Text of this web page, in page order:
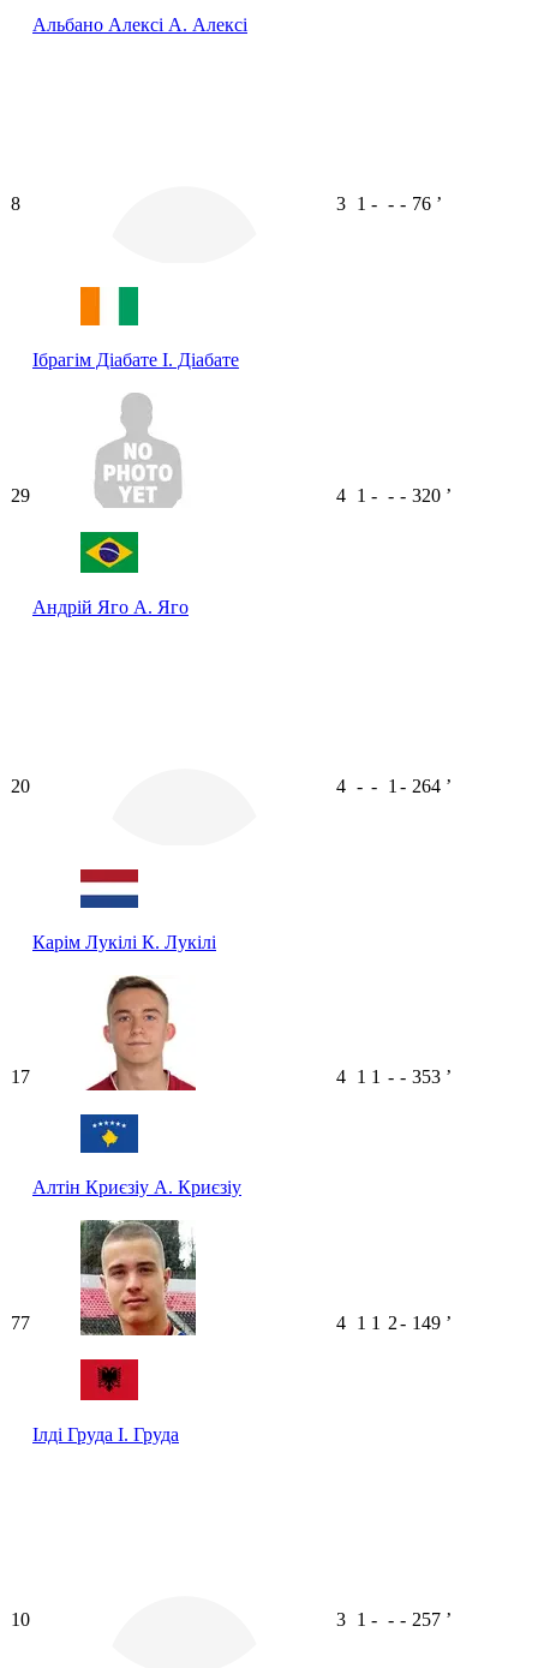
Альбано Алексі А. Алексі
8
Ібрагім Діабате І. Діабате
3 1 - - - 76 ʼ
29
Андрій Яго А. Яго
4 1 - - - 320 ʼ
20
Карім Лукілі К. Лукілі
4 - - 1 - 264 ʼ
17
Алтін Криєзіу А. Криєзіу
4 1 1 - - 353 ʼ
77
Ілді Груда І. Груда
4 1 1 2- 149 ʼ
10 3 1 - - - 257 ʼ